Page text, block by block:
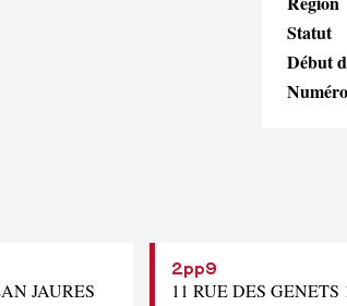
Statut
Début
JAURES
2pp9
11 RUE DES GENETS